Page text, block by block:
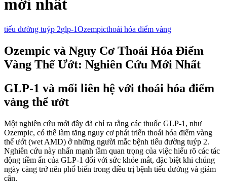
mới nhất
tiểu đường tuýp 2glp-1Ozempicthoái hóa điểm vàng
Ozempic và Nguy Cơ Thoái Hóa Điểm
Vàng Thể Ướt: Nghiên Cứu Mới Nhất
GLP-1 và mối liên hệ với thoái hóa điểm
vàng thể ướt
Một nghiên cứu mới đây đã chỉ ra rằng các thuốc GLP-1, như
Ozempic, có thể làm tăng nguy cơ phát triển thoái hóa điểm vàng
thể ướt (wet AMD) ở những người mắc bệnh tiểu đường tuýp 2.
Nghiên cứu này nhấn mạnh tầm quan trọng của việc hiểu rõ các tác
động tiềm ẩn của GLP-1 đối với sức khỏe mắt, đặc biệt khi chúng
ngày càng trở nên phổ biến trong điều trị bệnh tiểu đường và giảm
cân.